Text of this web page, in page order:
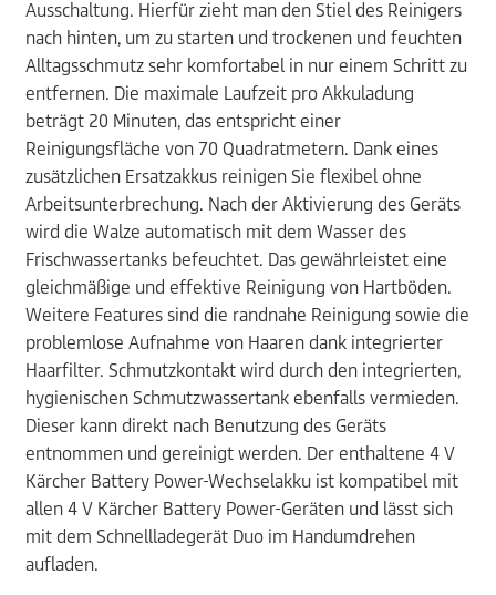
Ausschaltung. Hierfür zieht man den Stiel des Reinigers
nach hinten, um zu starten und trockenen und feuchten
Alltagsschmutz sehr komfortabel in nur einem Schritt zu
entfernen. Die maximale Laufzeit pro Akkuladung
beträgt 20 Minuten, das entspricht einer
Reinigungsfläche von 70 Quadratmetern. Dank eines
zusätzlichen Ersatzakkus reinigen Sie flexibel ohne
Arbeitsunterbrechung. Nach der Aktivierung des Geräts
wird die Walze automatisch mit dem Wasser des
Frischwassertanks befeuchtet. Das gewährleistet eine
gleichmäßige und effektive Reinigung von Hartböden.
Weitere Features sind die randnahe Reinigung sowie die
problemlose Aufnahme von Haaren dank integrierter
Haarfilter. Schmutzkontakt wird durch den integrierten,
hygienischen Schmutzwassertank ebenfalls vermieden.
Dieser kann direkt nach Benutzung des Geräts
entnommen und gereinigt werden. Der enthaltene 4 V
Kärcher Battery Power-Wechselakku ist kompatibel mit
allen 4 V Kärcher Battery Power-Geräten und lässt sich
mit dem Schnellladegerät Duo im Handumdrehen
aufladen.